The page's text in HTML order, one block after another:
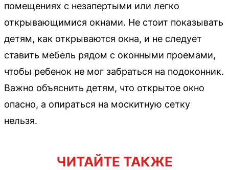
помещениях с незапертыми или легко
открывающимися окнами. Не стоит показывать
детям, как открываются окна, и не следует
ставить мебель рядом с оконными проемами,
чтобы ребенок не мог забраться на подоконник.
Важно объяснить детям, что открытое окно
опасно, а опираться на москитную сетку
нельзя.
ЧИТАЙТЕ ТАКЖЕ